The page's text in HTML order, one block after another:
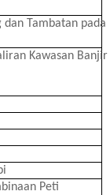
dan Tambatan pada
Kawasan Banjir
Peti